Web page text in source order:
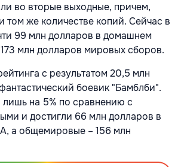
во вторые выходные, причем,
том же количестве копий. Сейчас в
99 млн долларов в домашнем
млн долларов мировых сборов.
с результатом 20,5 млн
боевик "Бамблби".
лишь на 5% по сравнению с
и достигли 66 млн долларов в
а общемировые – 156 млн